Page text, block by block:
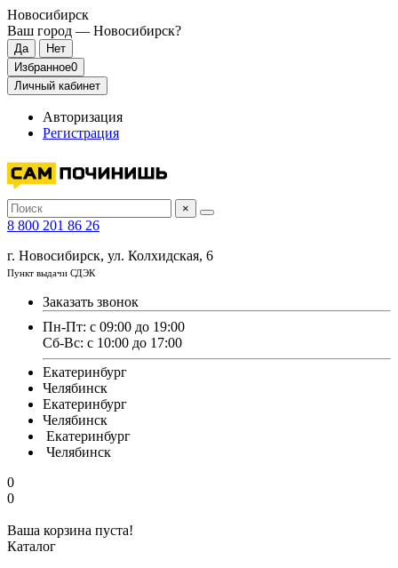
Новосибирск
Ваш город — Новосибирск?
Избранное0
Личный кабинет
Авторизация
Регистрация
×
8 800 201 86 26
г. Новосибирск, ул. Колхидская, 6
Пункт выдачи СДЭК
Заказать звонок
Пн-Пт: с 09:00 до 19:00
Сб-Вс: с 10:00 до 17:00
Екатеринбург
Челябинск
Екатеринбург
Челябинск
Екатеринбург
Челябинск
0
0
Ваша корзина пуста!
Каталог